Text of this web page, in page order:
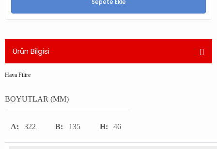
Sepete Ekle
Ürün Bilgisi
Hava Filtre
BOYUTLAR (MM)
A: 322 B: 135 H: 46